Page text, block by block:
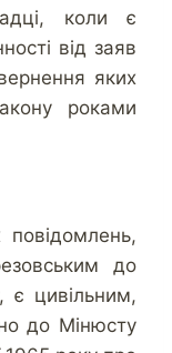
коли є
від заяв
яких
роками
повідомлень,
до
є цивільним,
до Мінюсту